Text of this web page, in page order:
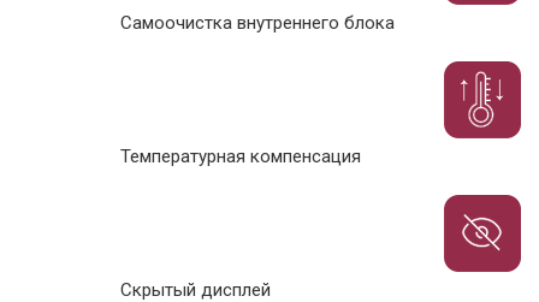
Самоочистка внутреннего блока
Температурная компенсация
Скрытый дисплей